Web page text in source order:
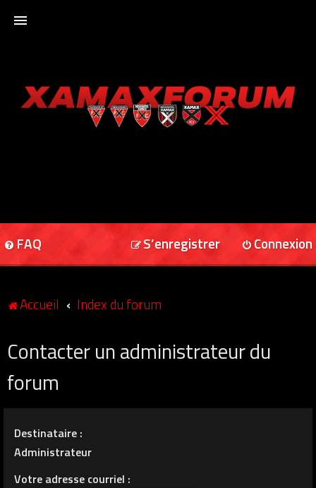
XAMAXFORUM
FAQ Connexion
S’enregistrer
Accueil Index du forum
Contacter un administrateur du
forum
Destinataire :
Administrateur
Votre adresse courriel :